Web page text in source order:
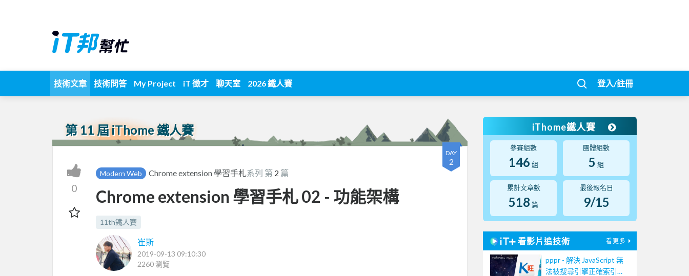
技術文章 技術問答 My Project iT 徵才 聊天室 2026 鐵人賽 登入/註冊
第 11 屆 iThome 鐵人賽
DAY
2
0
Modern Web Chrome extension 學習手札系列 第 2 篇
Chrome extension 學習手札 02 - 功能架構
11th鐵人賽
崔斯
2019-09-13 09:10:30
2260 瀏覽
iThome鐵人賽
參賽組數
146 組
團體組數
5 組
累計文章數
518 篇
最後報名日
9/15
看影片追技術 看更多
pppr - 解決 JavaScript 無
法被搜尋引擎正確索引的